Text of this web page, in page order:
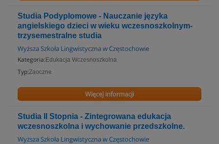
Studia Podyplomowe - Nauczanie języka
angielskiego dzieci w wieku wczesnoszkolnym-
trzysemestralne studia
Wyższa Szkoła Lingwistyczna w Częstochowie
Kategoria: Edukacja Wczesnoszkolna
Typ:Zaoczne
Więcej informacji
Studia II Stopnia - Zintegrowana edukacja
wczesnoszkolna i wychowanie przedszkolne.
Wyższa Szkoła Lingwistyczna w Częstochowie